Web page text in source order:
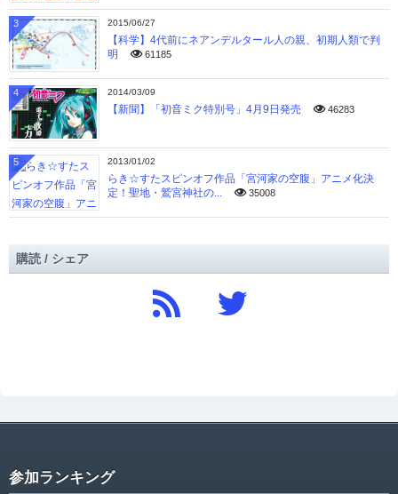
2015/06/27
【科学】4代前にネアンデルタール人の親、初期人類で判
明
61185
3
2014/03/09
【新聞】「初音ミク特別号」4月9日発売 46283
4
2013/01/02
らき☆すたスピンオフ作品「宮河家の空腹」アニメ化決
定！聖地・鷲宮神社の...
35008
5
購読 / シェア
参加ランキング